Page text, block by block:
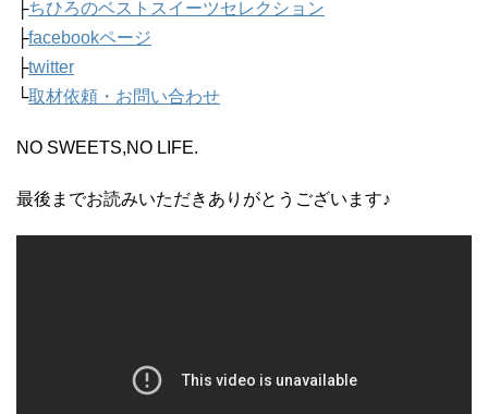
├ちひろのベストスイーツセレクション
├facebookページ
├twitter
└取材依頼・お問い合わせ
NO SWEETS,NO LIFE.
最後までお読みいただきありがとうございます♪